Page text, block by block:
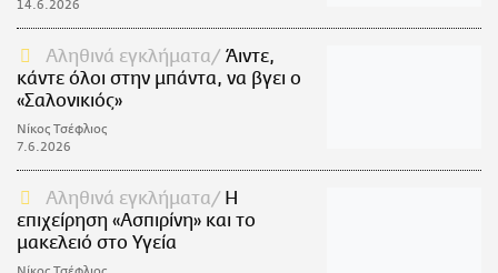
14.6.2026
Αληθινά εγκλήματα
Άιντε,
κάντε όλοι στην μπάντα, να βγει ο
«Σαλονικιός»
Νίκος Τσέφλιος
7.6.2026
Αληθινά εγκλήματα
Η
επιχείρηση «Ασπιρίνη» και το
μακελειό στο Υγεία